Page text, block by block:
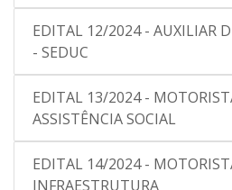
EDITAL 12/2024 - AUXILIAR
- SEDUC
EDITAL 13/2024 -
ASSISTÊNCIA SOCIAL
EDITAL 14/2024 -
INFRAESTRUTURA